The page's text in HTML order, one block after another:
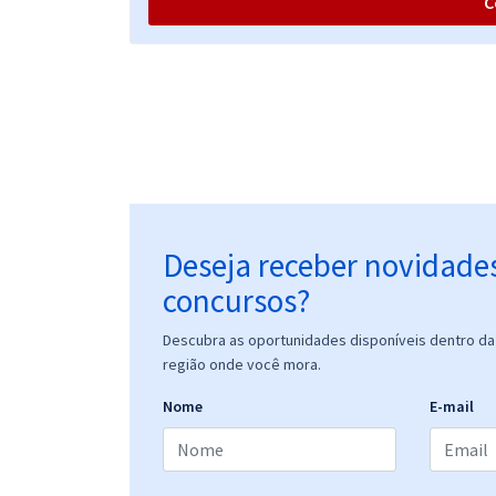
Básicos Comuns aos Cargos do Quadro VIII - Nível
Maxilo
Prefeitura de Indaiatuba - SP - Conhecimentos
Específicos para o Cargo de Dentista - Buco Maxilo
Deseja receber
concursos?
Descubra as oportunidades disponíveis dentro
região onde você mora.
Nome E-mail